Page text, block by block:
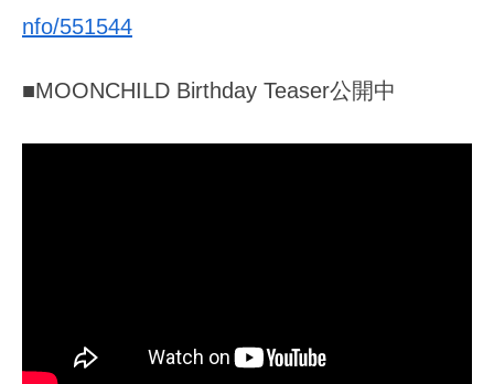
nfo/551544
■MOONCHILD Birthday Teaser公開中